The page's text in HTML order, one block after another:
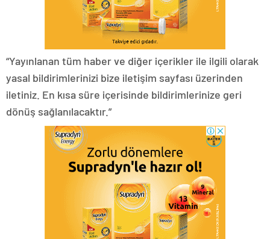
“Yayınlanan tüm haber ve diğer içerikler ile ilgili olarak
yasal bildirimlerinizi bize iletişim sayfası üzerinden
iletiniz. En kısa süre içerisinde bildirimlerinize geri
dönüş sağlanılacaktır.”